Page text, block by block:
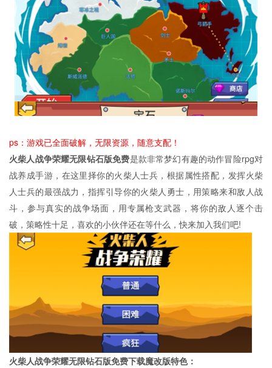
ps：游戏已全面破解，无限资源，随意支配！
火柴人战争荣耀无限钻石版免费是款非常梦幻有趣的动作冒险rpg对
战养成手游，在这里择你的火柴人士兵，根据属性搭配，发挥火柴
人士兵的最强战力，指挥引导你的火柴人勇士，用策略来和敌人战
斗，参与真实的战争场面，用专属枪支武器，将你的敌人逐个击
破，策略性十足，喜欢的小伙伴还在等什么，快来加入我们吧!
火柴人战争荣耀无限钻石版免费下载魔改版特色：